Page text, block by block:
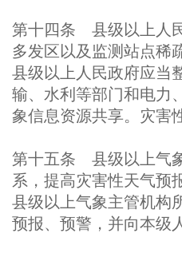
第十四条 县级以上人
多发区以及监测站点稀
县级以上人民政府应当
输、水利等部门和电力
象信息资源共享。灾害
第十五条 县级以上气
系，提高灾害性天气预
县级以上气象主管机构
预报、预警，并向本级